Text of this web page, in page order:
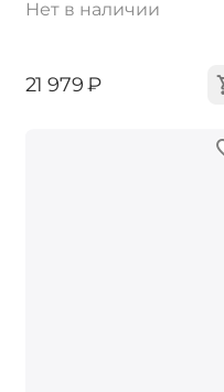
Нет в наличии
‍21 979‍₽